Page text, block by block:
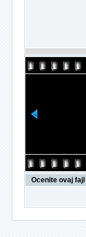
Ocenite ovaj fajl